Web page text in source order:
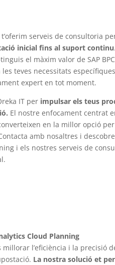
t’oferim serveis de consultoria
inicial fins al suport continu
el màxim valor de SAP
les teves necessitats
expert en tot moment.
IT per impulsar els teus
El nostre enfocament centrat
en la millor opció
amb nosaltres i
i els nostres serveis de
Cloud Planning
millorar l’eficiència i la precisió
La nostra solució et